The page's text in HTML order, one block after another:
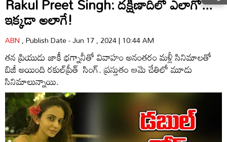
ఇక్కడా అలాగే!
ABN, Publish Date - Jun 17 , 2024 | 10:44 AM
తన ప్రియుడు జాకీ భగ్నానీతో వివాహం అనంతరం మళ్లీ సినిమాలతో
బిజీ అయింది రకుల్‌ప్రీత్ సింగ్‌. ప్రస్తుతం ఆమె చేతిలో మూడు
సినిమాలున్నాయి.